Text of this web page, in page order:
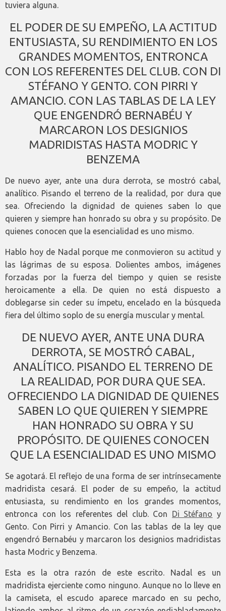
tuviera alguna.
EL PODER DE SU EMPEÑO, LA ACTITUD
ENTUSIASTA, SU RENDIMIENTO EN LOS
GRANDES MOMENTOS, ENTRONCA
CON LOS REFERENTES DEL CLUB. CON DI
STÉFANO Y GENTO. CON PIRRI Y
AMANCIO. CON LAS TABLAS DE LA LEY
QUE ENGENDRÓ BERNABÉU Y
MARCARON LOS DESIGNIOS
MADRIDISTAS HASTA MODRIC Y
BENZEMA
De nuevo ayer, ante una dura derrota, se mostró cabal,
analítico. Pisando el terreno de la realidad, por dura que
sea. Ofreciendo la dignidad de quienes saben lo que
quieren y siempre han honrado su obra y su propósito. De
quienes conocen que la esencialidad es uno mismo.
Hablo hoy de Nadal porque me conmovieron su actitud y
las lágrimas de su esposa. Dolientes ambos, imágenes
forzadas por la fuerza del tiempo y quien se resiste
heroicamente a ella. De quien no está dispuesto a
doblegarse sin ceder su ímpetu, encelado en la búsqueda
fiera del último soplo de su energía muscular y mental.
DE NUEVO AYER, ANTE UNA DURA
DERROTA, SE MOSTRÓ CABAL,
ANALÍTICO. PISANDO EL TERRENO DE
LA REALIDAD, POR DURA QUE SEA.
OFRECIENDO LA DIGNIDAD DE QUIENES
SABEN LO QUE QUIEREN Y SIEMPRE
HAN HONRADO SU OBRA Y SU
PROPÓSITO. DE QUIENES CONOCEN
QUE LA ESENCIALIDAD ES UNO MISMO
Se agotará. El reflejo de una forma de ser intrínsecamente
madridista cesará. El poder de su empeño, la actitud
entusiasta, su rendimiento en los grandes momentos,
entronca con los referentes del club. Con
Di Stéfano y
Gento. Con Pirri y Amancio. Con las tablas de la ley que
engendró Bernabéu y marcaron los designios madridistas
hasta Modric y Benzema.
Esta es la otra razón de este escrito. Nadal es un
madridista ejerciente como ninguno. Aunque no lo lleve en
la camiseta, el escudo aparece marcado en su pecho,